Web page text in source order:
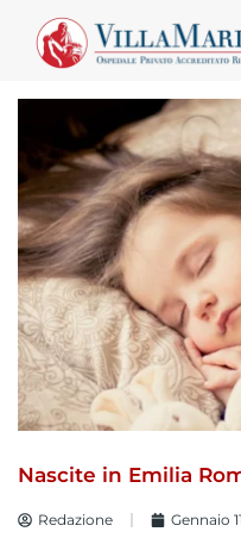
Nascite in Emilia
Redazione Gennaio